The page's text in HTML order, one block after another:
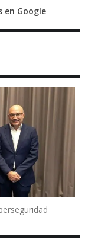
Google